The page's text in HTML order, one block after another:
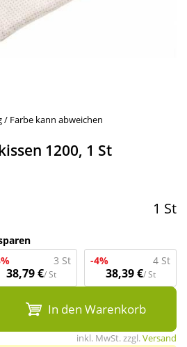
/ Farbe kann abweichen
1200, 1 St
1 St
3 St
38,79 €/ St
-4% 4 St
38,39 €/ St
In den Warenkorb
inkl. MwSt. zzgl.Versand